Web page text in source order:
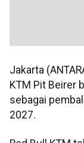
Jakarta
KTM Pit Beirer
sebagai
2027.